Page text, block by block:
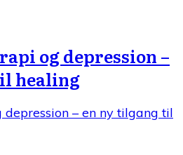
og depression –
healing
– en ny tilgang til